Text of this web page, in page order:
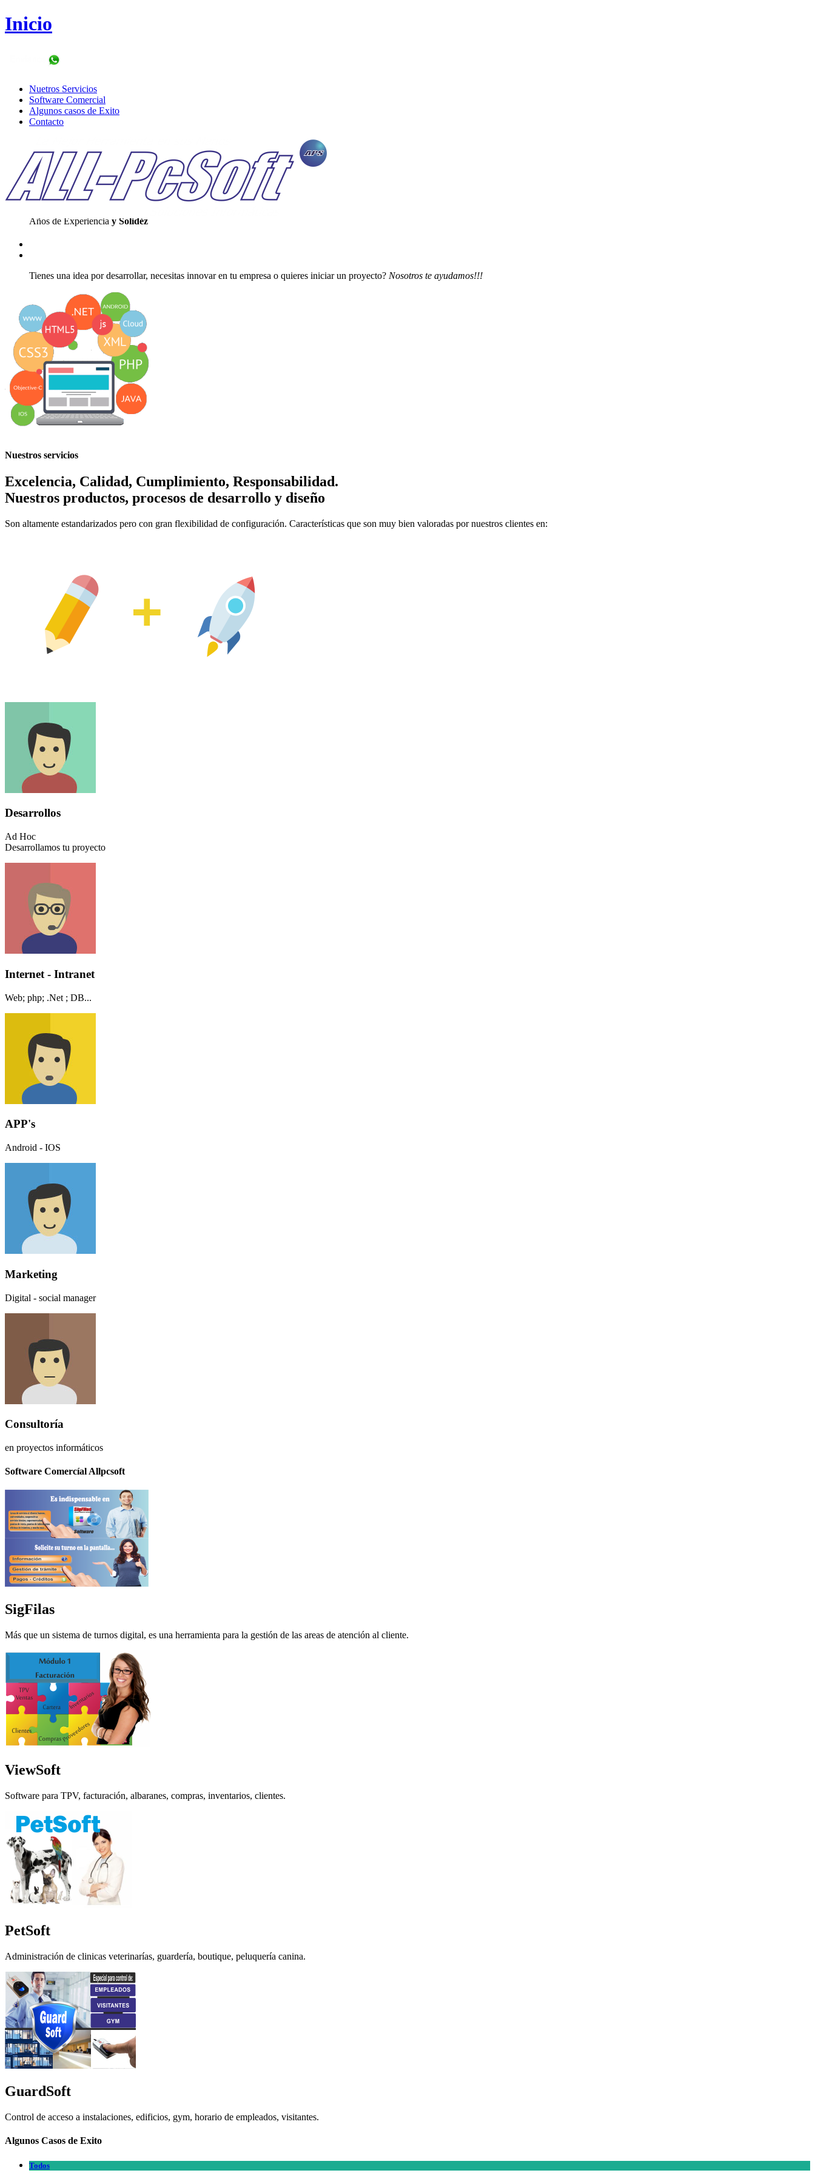
Inicio
Nuetros Servicios
Software Comercial
Algunos casos de Exito
Contacto
Años de Experiencia y Solidéz
Años de Experiencia
y Solidéz
Agilidad
Innovación Procesos
Tienes una idea por desarrollar, necesitas innovar en tu empresa o quieres iniciar un proyecto? Nosotros te ayudamos!!!
Nuestros servicios
Excelencia, Calidad, Cumplimiento, Responsabilidad.
Nuestros productos, procesos de desarrollo y diseño
Son altamente estandarizados pero con gran flexibilidad de configuración. Características que son muy bien valoradas por nuestros clientes en:
Desarrollos
Ad Hoc
Desarrollamos tu proyecto
Internet - Intranet
Web; php; .Net ; DB...
APP's
Android - IOS
Marketing
Digital - social manager
Consultoría
en proyectos informáticos
Software Comercíal Allpcsoft
SigFilas
Más que un sistema de turnos digital, es una herramienta para la gestión de las areas de atención al cliente.
ViewSoft
Software para TPV, facturación, albaranes, compras, inventarios, clientes.
PetSoft
Administración de clinicas veterinarías, guardería, boutique, peluquería canina.
GuardSoft
Control de acceso a instalaciones, edificios, gym, horario de empleados, visitantes.
Algunos Casos de Exito
Todos